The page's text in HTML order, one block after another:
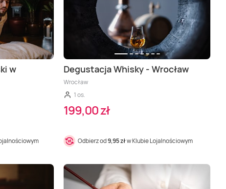
w
Degustacja Whisky - Wrocław
Wrocław
1 os.
199,00 zł
Odbierz od9,95 złw Klubie Lojalnościowym